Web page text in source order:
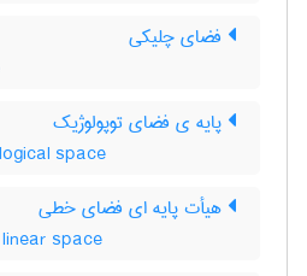
فضای چلیکی
پایه ی فضای توپولوژیک
space
هیأت پایه ای فضای خطی
space